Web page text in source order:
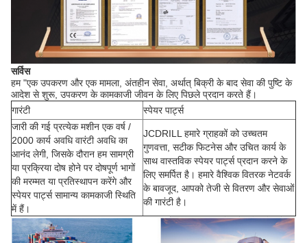
सर्विस
हम "एक उपकरण और एक मामला, अंतहीन सेवा, अर्थात् बिक्री के बाद सेवा की पुष्टि के
आदेश से शुरू, उपकरण के कामकाजी जीवन के लिए पिछले प्रदान करते हैं।
गारंटी
स्पेयर पार्ट्स
जारी की गई प्रत्येक मशीन एक वर्ष /
2000 कार्य अवधि वारंटी अवधि का
आनंद लेगी, जिसके दौरान हम सामग्री
या प्रक्रिया दोष होने पर दोषपूर्ण भागों
की मरम्मत या प्रतिस्थापन करेंगे और
स्पेयर पार्ट्स सामान्य कामकाजी स्थिति
में हैं।
JCDRILL हमारे ग्राहकों को उच्चतम
गुणवत्ता, सटीक फिटनेस और उचित कार्य के
साथ वास्तविक स्पेयर पार्ट्स प्रदान करने के
लिए समर्पित है। हमारे वैश्विक वितरक नेटवर्क
के बावजूद, आपको तेजी से वितरण और सेवाओं
की गारंटी है।